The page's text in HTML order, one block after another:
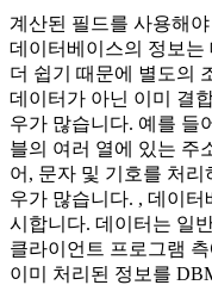
계산된 필드를 사용해
데이터베이스의 정보는
더 쉽기 때문에 별도의
데이터가 아닌 이미 결
우가 많습니다. 예를 들
블의 여러 열에 있는 주
어, 문자 및 기호를 처
우가 많습니다. , 데이
시합니다. 데이터는 일
클라이언트 프로그램
이미 처리된 정보를